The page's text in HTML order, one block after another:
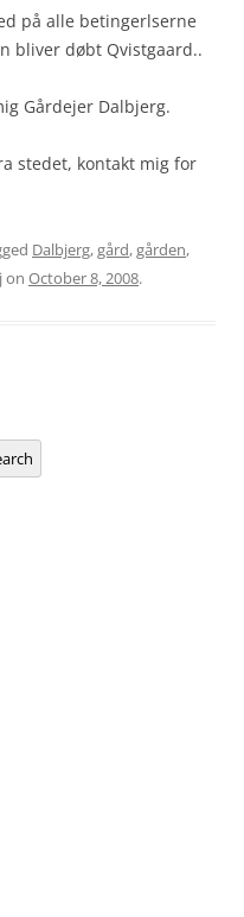
på alle betingerlserne
bliver døbt Qvistgaard..
Gårdejer Dalbjerg.
stedet, kontakt mig for
Dalbjerg,gård,gården,
on October 8, 2008.